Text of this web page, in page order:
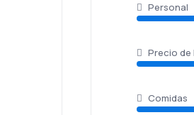
Personal
Precio de
Comidas